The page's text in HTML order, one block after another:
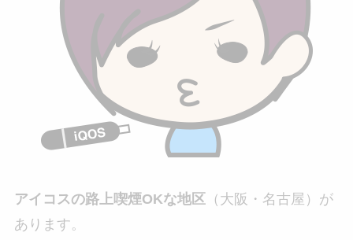
アイコスの路上喫煙OKな地区（大阪・名古屋）が
あります。